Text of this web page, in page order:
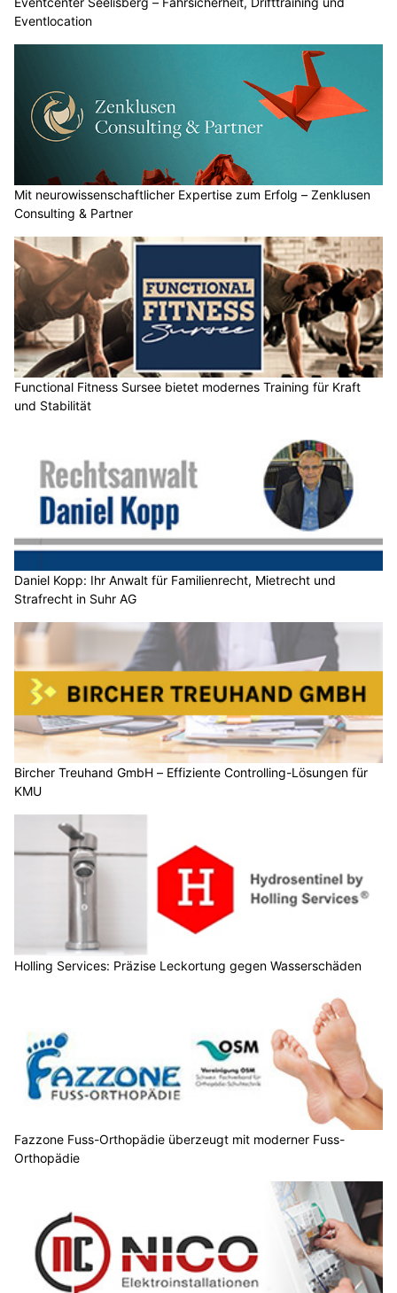
Eventlocation
Mit neurowissenschaftlicher Expertise zum Erfolg – Zenklusen
Consulting & Partner
Functional Fitness Sursee bietet modernes Training für Kraft
und Stabilität
Daniel Kopp: Ihr Anwalt für Familienrecht, Mietrecht und
Strafrecht in Suhr AG
Bircher Treuhand GmbH – Effiziente Controlling-Lösungen für
KMU
Holling Services: Präzise Leckortung gegen Wasserschäden
Fazzone Fuss-Orthopädie überzeugt mit moderner Fuss-
Orthopädie